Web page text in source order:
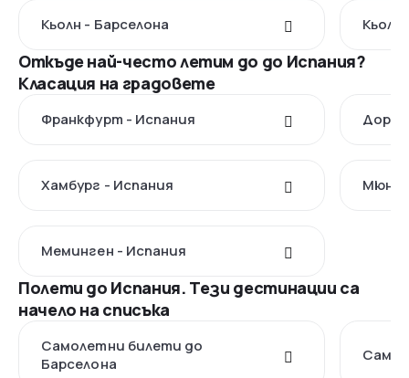
Кьолн - Барселона Кьолн
Откъде най-често летим до до Испания?
Класация на градовете
Франкфурт - Испания
Хамбург - Испания
Меминген - Испания
Полети до Испания. Тези дестинации са
начело на списъка
Самолетни билети до
Барселона